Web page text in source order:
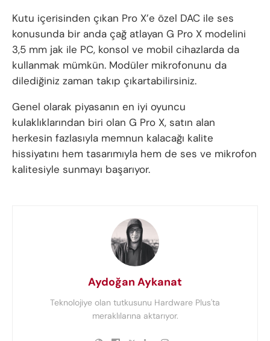
Kutu içerisinden çıkan Pro X’e özel DAC ile ses
konusunda bir anda çağ atlayan G Pro X modelini
3,5 mm jak ile PC, konsol ve mobil cihazlarda da
kullanmak mümkün. Modüler mikrofonunu da
dilediğiniz zaman takıp çıkartabilirsiniz.
Genel olarak piyasanın en iyi oyuncu
kulaklıklarından biri olan G Pro X, satın alan
herkesin fazlasıyla memnun kalacağı kalite
hissiyatını hem tasarımıyla hem de ses ve mikrofon
kalitesiyle sunmayı başarıyor.
Aydoğan Aykanat
Teknolojiye olan tutkusunu Hardware Plus'ta
meraklılarına aktarıyor.